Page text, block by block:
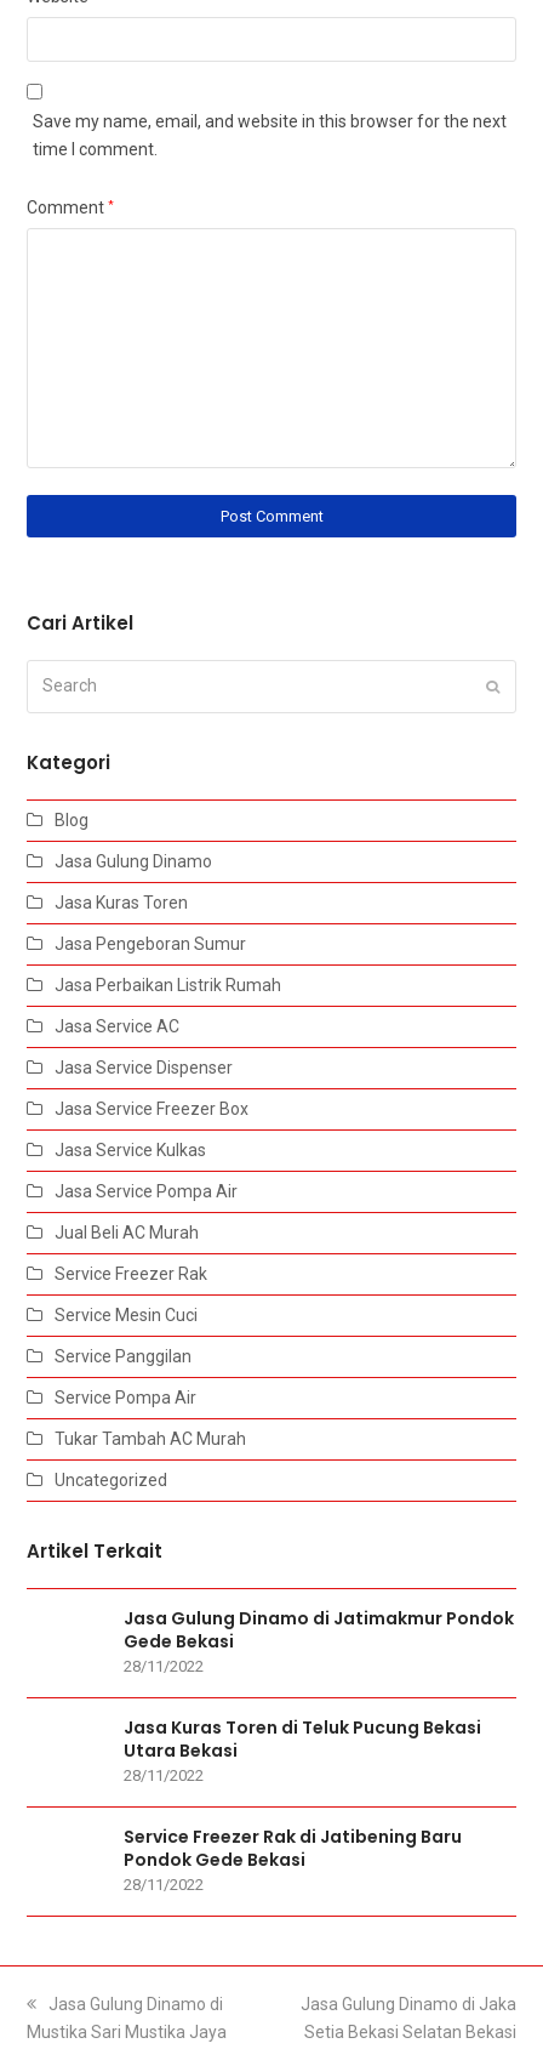
Save my name, email, and website in this browser for the next
time I comment.
Comment*
Cari Artikel
Kategori
Blog
Jasa Gulung Dinamo
Jasa Kuras Toren
Jasa Pengeboran Sumur
Jasa Perbaikan Listrik Rumah
Jasa Service AC
Jasa Service Dispenser
Jasa Service Freezer Box
Jasa Service Kulkas
Jasa Service Pompa Air
Jual Beli AC Murah
Service Freezer Rak
Service Mesin Cuci
Service Panggilan
Service Pompa Air
Tukar Tambah AC Murah
Uncategorized
Artikel Terkait
Jasa Gulung Dinamo di Jatimakmur Pondok
Gede Bekasi
28/11/2022
Jasa Kuras Toren di Teluk Pucung Bekasi
Utara Bekasi
28/11/2022
Service Freezer Rak di Jatibening Baru
Pondok Gede Bekasi
28/11/2022
previous
post:
Jasa Gulung Dinamo di
Mustika Sari Mustika Jaya
next
post:
Jasa Gulung Dinamo di Jaka
Setia Bekasi Selatan Bekasi